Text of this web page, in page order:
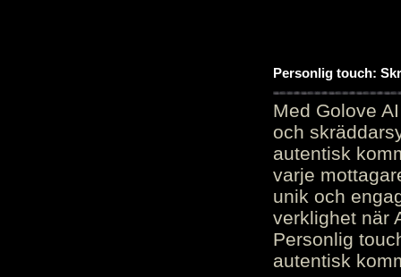
Personlig touch:
Med Golove
och
autentisk
varje
unik och
verklighet när
Personlig
autentisk